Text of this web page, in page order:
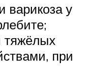
варикоза у
тяжёлых
при